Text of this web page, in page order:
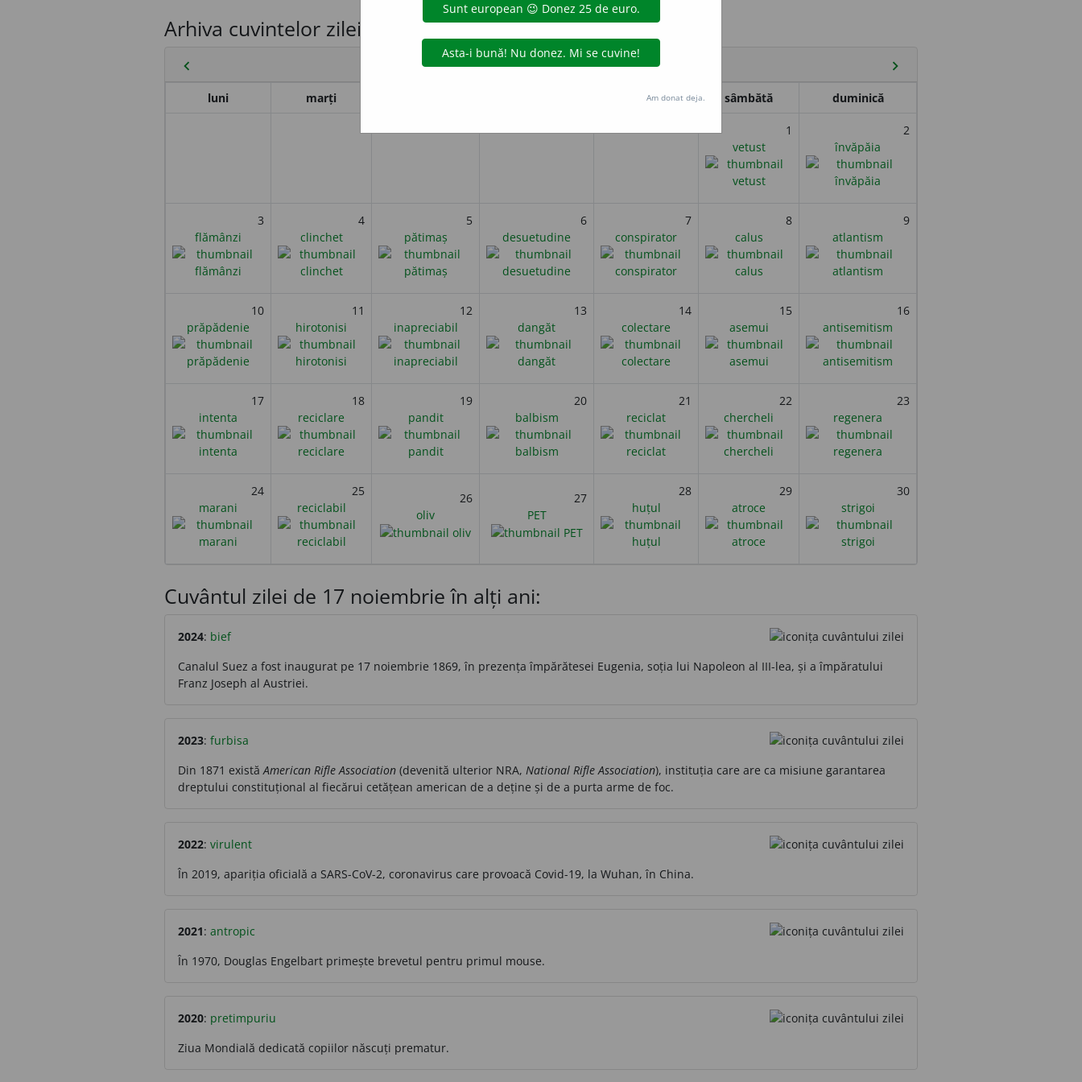
Arhiva cuvintelor zilei
chevron_left Noiembrie 2025 chevron_right
luni marți vineri sâmbătă duminică
1
vetust
2
învăpăia
3
flămânzi
4
clinchet
5
pătimaș
6
desuetudine
7
conspirator
8
calus
9
atlantism
10
prăpădenie
11
hirotonisi
12
inapreciabil
13
dangăt
14
colectare
15
asemui
16
antisemitism
17
intenta
18
reciclare
19
pandit
20
balbism
21
reciclat
22
chercheli
23
regenera
24
marani
25
reciclabil
26
oliv
27
PET
28
huțul
29
atroce
30
strigoi
Cuvântul zilei de 17 noiembrie în alți ani:
2024: bief
Canalul Suez a fost inaugurat pe 17 noiembrie 1869, în prezența împărătesei Eugenia, soția lui Napoleon al III-lea, și a împăratului
Franz Joseph al Austriei.
2023: furbisa
Din 1871 există American Rifle Association (devenită ulterior NRA, National Rifle Association), instituția care are ca misiune garantarea
dreptului constituțional al fiecărui cetățean american de a deține și de a purta arme de foc.
2022: virulent
În 2019, apariția oficială a SARS-CoV-2, coronavirus care provoacă Covid-19, la Wuhan, în China.
2021: antropic
În 1970, Douglas Engelbart primește brevetul pentru primul mouse.
2020: pretimpuriu
Ziua Mondială dedicată copiilor născuți prematur.
Am donat deja.